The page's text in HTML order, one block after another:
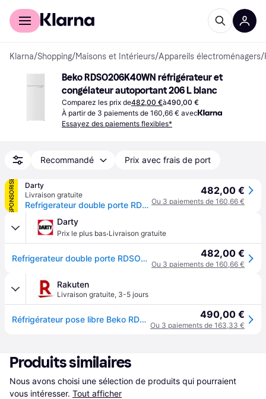
Acheter avec Klarna
Klarna/Shopping/Maisons et Intérieurs/Appareils électroménagers/
Beko RDSO206K40WN réfrigérateur et
congélateur autoportant 206 L blanc
Comparez les prix de482,00 €à490,00 €
À partir de 3 paiements de 160,66 € avec
Essayez des paiements flexibles*
Recommandé Prix avec frais de port
SPONSORISÉ
Darty
Livraison gratuite
Refrigerateur double porte RDSO206K40WN 8996223200 169 blanc statique
482,00 €
Ou 3 paiements de 160,66 €
Darty
Prix le plus bas·Livraison gratuite
Refrigerateur double porte RDSO206K40WN 8996223200 169 blanc statique 482,00 €
Ou 3 paiements de 160,66 €
Rakuten
Livraison gratuite, 3-5 jours
Réfrigérateur pose libre Beko RDSO206K40WN 490,00 €
Ou 3 paiements de 163,33 €
Produits similaires
Nous avons choisi une sélection de produits qui pourraient
vous intéresser. Tout afficher